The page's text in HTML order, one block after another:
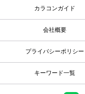
カラコンガイド
会社概要
プライバシーポリシー
キーワード一覧